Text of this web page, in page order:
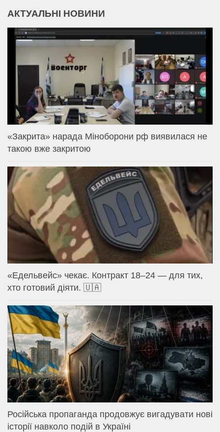
АКТУАЛЬНІ НОВИНИ
«Закрита» нарада Міноборони рф виявилася не
такою вже закритою
«Едельвейс» чекає. Контракт 18–24 — для тих,
хто готовий діяти. 🇺🇦
Російська пропаганда продовжує вигадувати нові
історії навколо подій в Україні